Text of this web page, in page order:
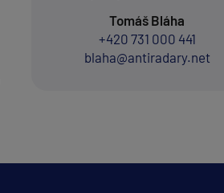
Tomáš Bláha
+420 731 000 441
blaha@antiradary.net